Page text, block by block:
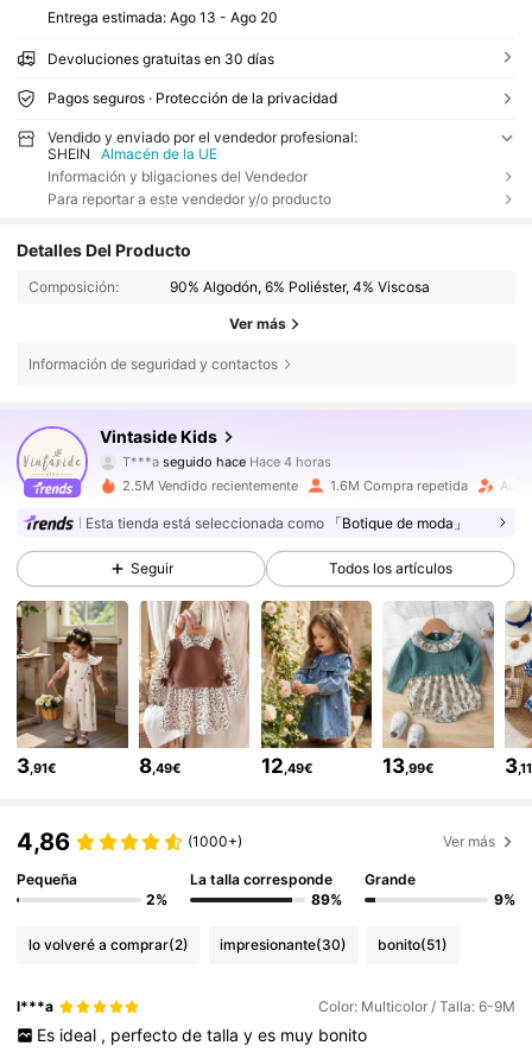
Entrega estimada: Ago 13 - Ago 20
Devoluciones gratuitas en 30 días
Pagos seguros · Protección de la privacidad
Vendido y enviado por el vendedor profesional:
SHEIN
Almacén de la UE
Información y bligaciones del Vendedor
Para reportar a este vendedor y/o producto
Detalles Del Producto
Composición: 90% Algodón, 6% Poliéster, 4% Viscosa
Ver más
Información de seguridad y contactos
Vintaside Kids
T***aseguido hace
s***nestá navegando
4,89
622K Seguidores
4,89 622K Seguidores
4,89 622K Seguidores
4,89 622K Seguidores
622K Seguidores
4,89 622K Seguidores
4,89 622K Seguidores
2.5M Vendido recientemente 1.6M Compra repetida
Esta tienda está seleccionada como 「Botique de moda」
Seguir Todos los artículos
3,91€ 8,49€ 12,49€ 13,99€ 3
4,86 (1000+) Ver más
Pequeña
2%
La talla corresponde
89%
Grande
9%
lo volveré a comprar(2) impresionante(30) bonito(51)
l***a Color: Multicolor / Talla: 6-9M
Es ideal , perfecto de talla y es muy bonito